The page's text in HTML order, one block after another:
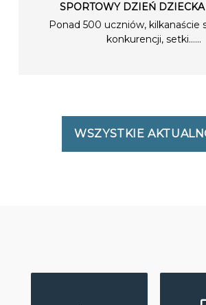
SPORTOWY DZIEŃ
Ponad 500 uczniów, kilkanaście
konkurencji, setki…...
WSZYSTKIE